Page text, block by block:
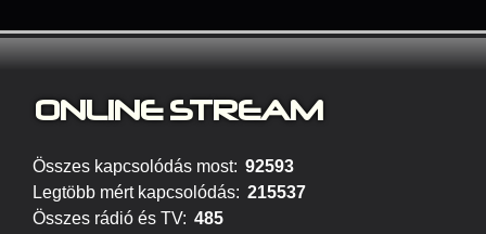
ONLINE STREAM
Összes kapcsolódás most: 92593
Legtöbb mért kapcsolódás: 215537
Összes rádió és TV: 485